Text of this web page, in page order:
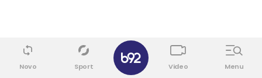
Putovanja
Novo Sport Video Menu
✕